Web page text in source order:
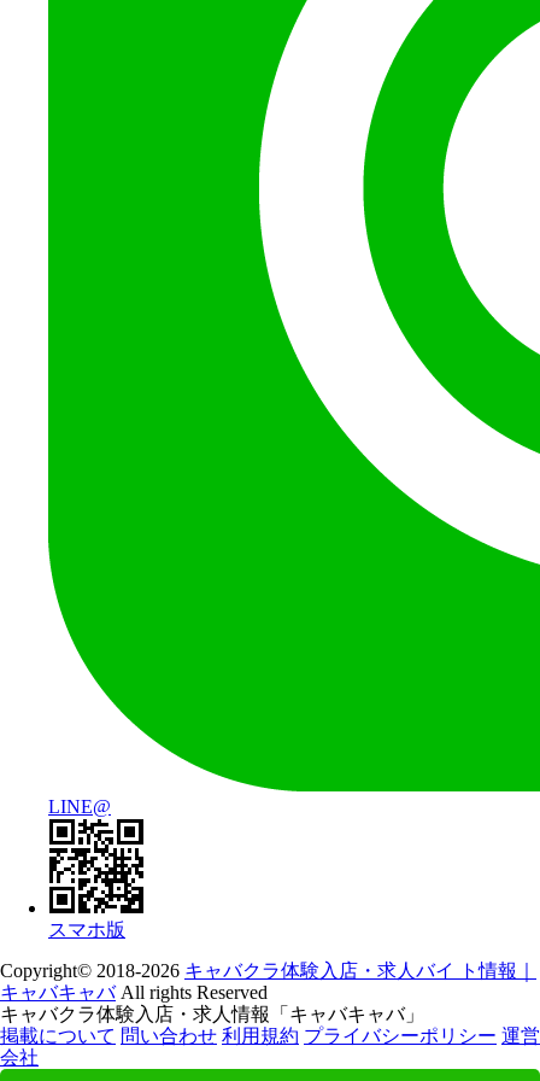
LINE@
スマホ版
Copyright© 2018-2026 キャバクラ体験入店・求人バイ ト情報｜
キャバキャバAll rights Reserved
キャバクラ体験入店・求人情報「キャバキャバ」
掲載について 問い合わせ 利用規約 プライバシーポリシー 運営
会社